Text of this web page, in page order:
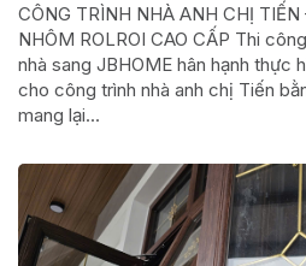
CÔNG TRÌNH NHÀ ANH CHỊ
NHÔM ROLROI CAO CẤP Thi
nhà sang JBHOME hân hạnh thực
cho công trình nhà anh chị Tiến
mang lại...